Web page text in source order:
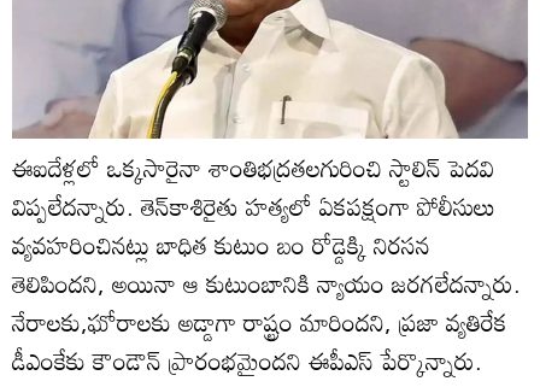
ఈఐదేళ్లలో ఒక్కసారైనా శాంతిభద్రతలగురించి స్టాలిన్‌ పెదవి
విప్పలేదన్నారు. తెన్‌కాశిరైతు హత్యలో ఏకపక్షంగా పోలీసులు
వ్యవహరించినట్లు బాధిత కుటుం బం రోడ్డెక్కి నిరసన
తెలిపిందని, అయినా ఆ కుటుంబానికి న్యాయం జరగలేదన్నారు.
నేరాలకు,ఘోరాలకు అడ్డాగా రాష్ట్రం మారిందని, ప్రజా వ్యతిరేక
డీఎంకేకు కౌండౌన్‌ ప్రారంభమైందని ఈపీఎస్‌ పేర్కొన్నారు.